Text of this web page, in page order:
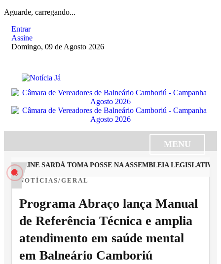
Aguarde, carregando...
Entrar
Assine
Domingo, 09 de Agosto 2026
MENU
SARDÁ TOMA POSSE NA ASSEMBLEIA LEGISLATIVA
NOTÍCIAS/GERAL
Programa Abraço lança Manual
de Referência Técnica e amplia
atendimento em saúde mental
em Balneário Camboriú